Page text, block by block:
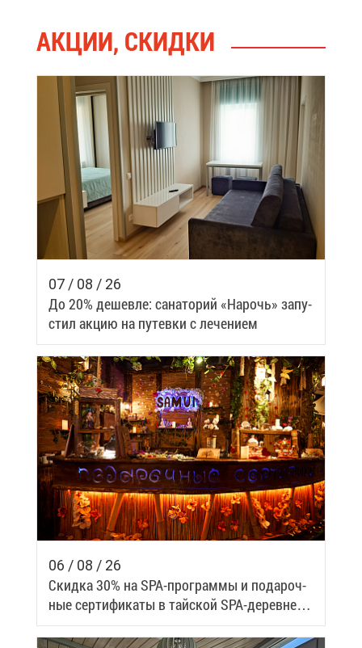
АК­ЦИИ, СКИД­КИ
07 / 08 / 26
До 20% де­шев­ле: са­на­то­рий «На­рочь» за­пу­
стил ак­цию на пу­тев­ки с ле­че­ни­ем
06 / 08 / 26
Скид­ка 30% на SPA-про­грам­мы и по­да­роч­
ные сер­ти­фи­ка­ты в тай­ской SPA-де­ревне
Samui